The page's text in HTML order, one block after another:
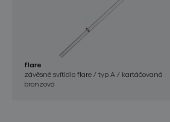
flare
závěsné svítidlo flare / typ A / kartáčovaná
bronzová